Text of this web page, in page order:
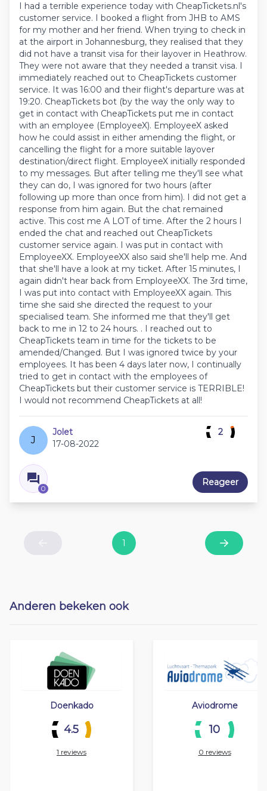
I had a terrible experience today with CheapTickets.nl's
customer service. I booked a flight from JHB to AMS
for my mother and her friend. When trying to check in
at the airport in Johannesburg, they realised that they
did not have a transit visa for their layover in Heathrow.
They were not aware that they needed a transit visa. I
immediately reached out to CheapTickets customer
service. It was 16:00 and their flight's departure was at
19:20. CheapTickets bot (by the way the only way to
get in contact with CheapTickets put me in contact
with an employee (EmployeeX). EmployeeX asked
how he could assist in either amending the flight, or
cancelling the flight for a more suitable layover
destination/direct flight. EmployeeX initially responded
to my messages. But after telling me they'll see what
they can do, I was ignored for two hours (after
following up more than once from him). I did not get a
response from him again. But the chat remained
active. This cost me A LOT of time. After the 2 hours I
ended the chat and reached out CheapTickets
customer service again. I was put in contact with
EmployeeXX. EmployeeXX also said she'll help me. And
that she'll have a look at my ticket. After 15 minutes, I
again didn't hear back from EmployeeXX. The 3rd time,
I was put into contact with EmployeeXX again. This
time she said she directed the request to your
specialised team. She informed me that they'll get
back to me in 12 to 24 hours. . I reached out to
CheapTickets team in time for the tickets to be
amended/Changed. But I was ignored twice by your
employees. It has been 4 days later now, I continually
tried to get in contact with the employees of
CheapTickets but their customer service is TERRIBLE!
I would not recommend CheapTickets at all!
J
Jolet
17-08-2022
0
2
Reageer
1 Next
Anderen bekeken ook
Doenkado
4.5
1 reviews
Aviodrome
10
0 reviews